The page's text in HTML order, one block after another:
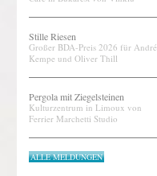
Stille Riesen
Großer BDA-Preis 2026 für André
Kempe und Oliver Thill
Pergola mit Ziegelsteinen
Kulturzentrum in Limoux von
Ferrier Marchetti Studio
ALLE MELDUNGEN